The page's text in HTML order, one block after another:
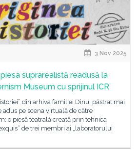
3 Nov 2025
piesa suprarealistă readusă la
Museum cu sprijinul ICR
din arhiva familiei Dinu, păstrat mai
adus pe scena virtuală de către
o piesă teatrală creată prin tehnica
de trei membri ai „laboratorului